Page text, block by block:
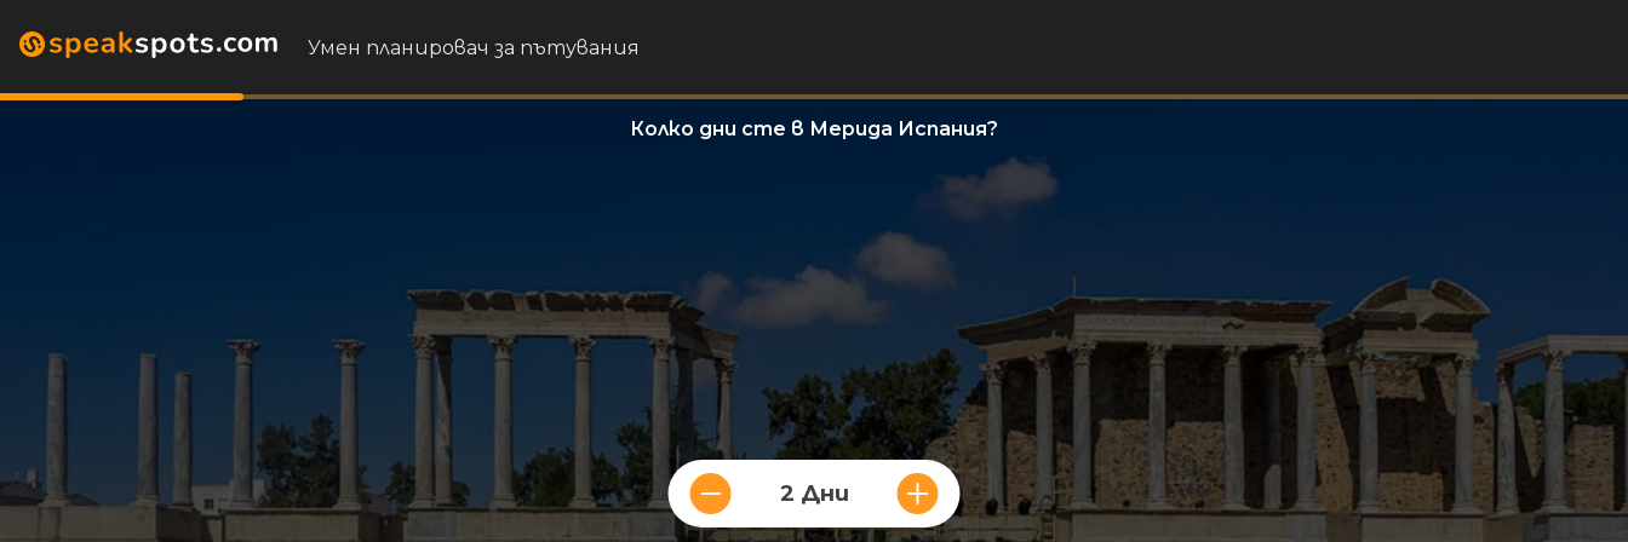
Умен планировач за пътувания
Колко дни сте в Мерида Испания?
2 Дни